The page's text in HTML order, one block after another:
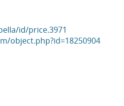
id/price.3971
object.php?id=18250904